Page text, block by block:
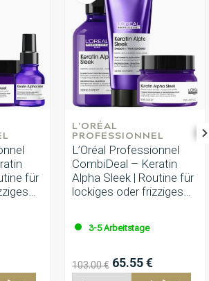
für
L'ORÉAL
PROFESSIONNEL
L’Oréal Professionnel
CombiDeal – Keratin
Alpha Sleek | Routine für
lockiges oder frizziges
3-5 Arbeitstage
103.00 € 65.55 €